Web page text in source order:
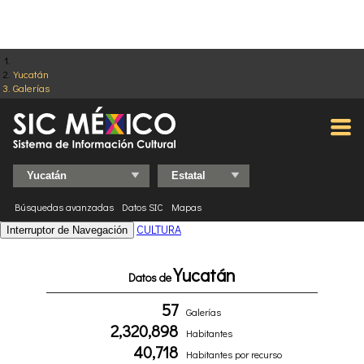
Yucatán
Galerías
Búsquedas avanzadas Datos SIC Mapas
Interruptor de Navegación CULTURA
Datos deYucatán
57 Galerías
2,320,898 Habitantes
40,718 Habitantes por recurso